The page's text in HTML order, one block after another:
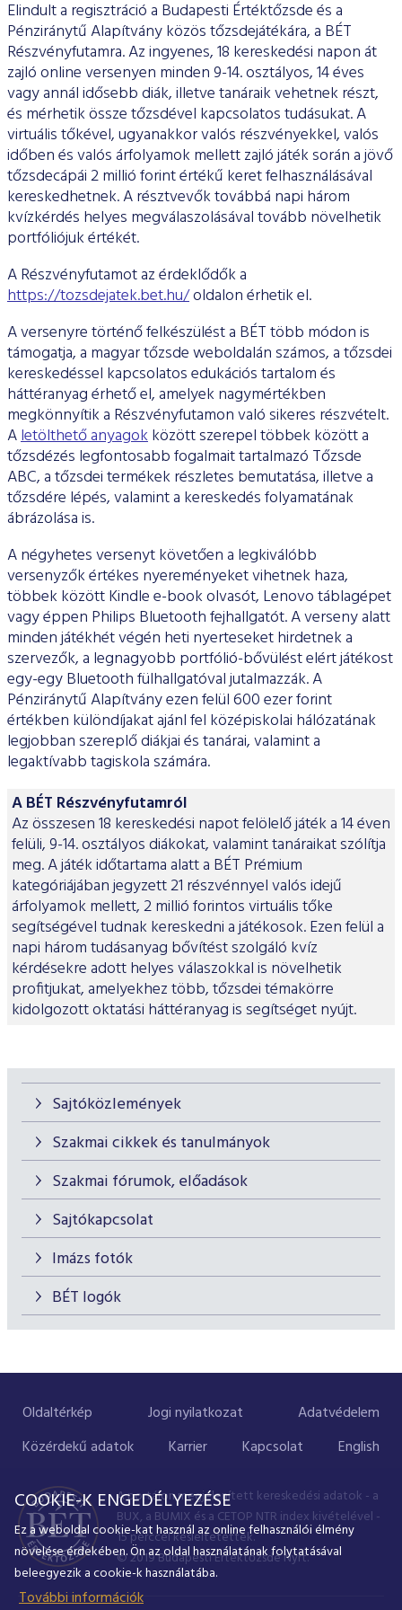
ESG Útmutató
Sajtóközlemények
Szakmai cikkek és tanulmányok
Szakmai fórumok, előadások
Sajtókapcsolat
Imázs fotók
BÉT logók
Elindult a regisztráció a Budapesti Értéktőzsde és a
Pénziránytű Alapítvány közös tőzsdejátékára, a BÉT
Részvényfutamra. Az ingyenes, 18 kereskedési napon át
zajló online versenyen minden 9-14. osztályos, 14 éves
vagy annál idősebb diák, illetve tanáraik vehetnek részt,
és mérhetik össze tőzsdével kapcsolatos tudásukat. A
virtuális tőkével, ugyanakkor valós részvényekkel, valós
időben és valós árfolyamok mellett zajló játék során a jövő
tőzsdecápái 2 millió forint értékű keret felhasználásával
kereskedhetnek. A résztvevők továbbá napi három
kvízkérdés helyes megválaszolásával tovább növelhetik
portfóliójuk értékét.
A Részvényfutamot az érdeklődők a
https://tozsdejatek.bet.hu/oldalon érhetik el.
A versenyre történő felkészülést a BÉT több módon is
támogatja, a magyar tőzsde weboldalán számos, a tőzsdei
kereskedéssel kapcsolatos edukációs tartalom és
háttéranyag érhető el, amelyek nagymértékben
megkönnyítik a Részvényfutamon való sikeres részvételt.
Aletölthető anyagokközött szerepel többek között a
tőzsdézés legfontosabb fogalmait tartalmazó Tőzsde
ABC, a tőzsdei termékek részletes bemutatása, illetve a
tőzsdére lépés, valamint a kereskedés folyamatának
ábrázolása is.
A négyhetes versenyt követően a legkiválóbb
versenyzők értékes nyereményeket vihetnek haza,
többek között Kindle e-book olvasót, Lenovo táblagépet
vagy éppen Philips Bluetooth fejhallgatót. A verseny alatt
minden játékhét végén heti nyerteseket hirdetnek a
szervezők, a legnagyobb portfólió-bővülést elért játékost
egy-egy Bluetooth fülhallgatóval jutalmazzák. A
Pénziránytű Alapítvány ezen felül 600 ezer forint
értékben különdíjakat ajánl fel középiskolai hálózatának
legjobban szereplő diákjai és tanárai, valamint a
legaktívabb tagiskola számára.
A BÉT Részvényfutamról
Az összesen 18 kereskedési napot felölelő játék a 14 éven
felüli, 9-14. osztályos diákokat, valamint tanáraikat szólítja
meg. A játék időtartama alatt a BÉT Prémium
kategóriájában jegyzett 21 részvénnyel valós idejű
árfolyamok mellett, 2 millió forintos virtuális tőke
segítségével tudnak kereskedni a játékosok. Ezen felül a
napi három tudásanyag bővítést szolgáló kvíz
kérdésekre adott helyes válaszokkal is növelhetik
profitjukat, amelyekhez több, tőzsdei témakörre
kidolgozott oktatási háttéranyag is segítséget nyújt.
Oldaltérkép Jogi nyilatkozat
Adatvédelem
Közérdekű adatok
Karrier Kapcsolat English
A portálon megjelenített kereskedési adatok - a
BUX, a BUMIX és a CETOP NTR index kivételével -
15 perccel késleltetettek.
© 2019 Budapesti Értéktőzsde Nyrt.
COOKIE-K ENGEDÉLYEZÉSE
Ez a weboldal cookie-kat használ az online felhasználói élmény
növelése érdekében. Ön az oldal használatának folytatásával
beleegyezik a cookie-k használatába.
További információk